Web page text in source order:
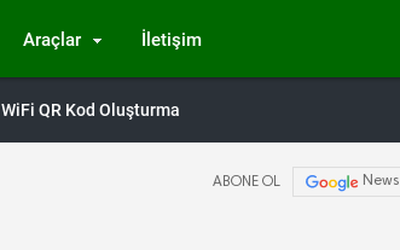
Araçlar İletişim
WiFi QR Kod Oluşturma
ABONE OL News